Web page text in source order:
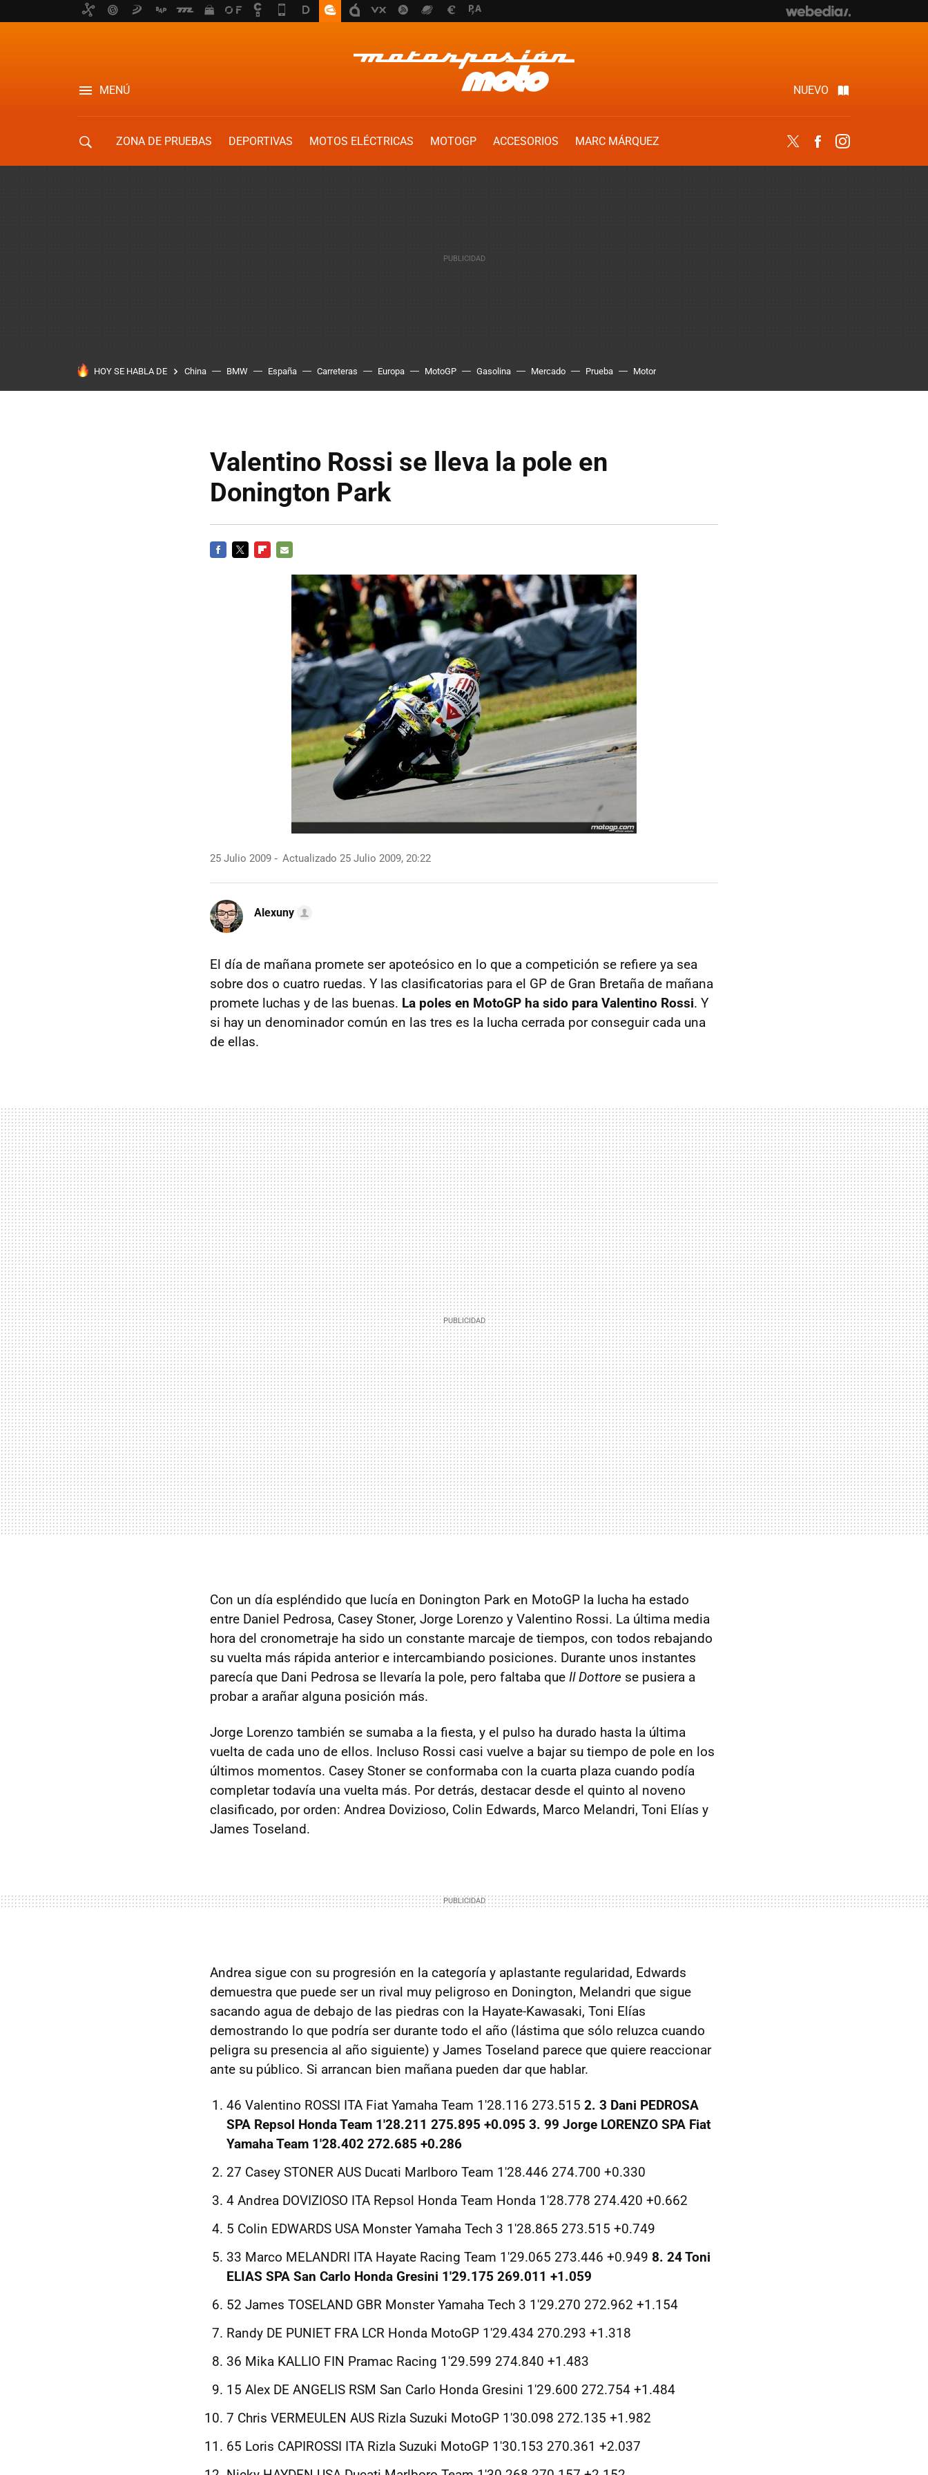
MENÚ NUEVO
ZONA DE PRUEBAS DEPORTIVAS MOTOS ELÉCTRICAS MOTOGP ACCESORIOS
MARC MÁRQUEZ
Twitter Facebook
HOY SE HABLA DE China BMW España Carreteras Europa MotoGP Gasolina Mercado Prueba Motor
Valentino Rossi se lleva la pole en
Donington Park
MAIL
25 Julio 2009 Actualizado 25 Julio 2009, 20:22
Alexuny
El día de mañana promete ser apoteósico en lo que a competición se refiere ya sea
sobre dos o cuatro ruedas. Y las clasificatorias para el GP de Gran Bretaña de mañana
promete luchas y de las buenas. La poles en MotoGP ha sido para Valentino Rossi. Y
si hay un denominador común en las tres es la lucha cerrada por conseguir cada una
de ellas.
Con un día espléndido que lucía en Donington Park en MotoGP la lucha ha estado
entre Daniel Pedrosa, Casey Stoner, Jorge Lorenzo y Valentino Rossi. La última media
hora del cronometraje ha sido un constante marcaje de tiempos, con todos rebajando
su vuelta más rápida anterior e intercambiando posiciones. Durante unos instantes
parecía que Dani Pedrosa se llevaría la pole, pero faltaba que Il Dottore se pusiera a
probar a arañar alguna posición más.
Jorge Lorenzo también se sumaba a la fiesta, y el pulso ha durado hasta la última
vuelta de cada uno de ellos. Incluso Rossi casi vuelve a bajar su tiempo de pole en los
últimos momentos. Casey Stoner se conformaba con la cuarta plaza cuando podía
completar todavía una vuelta más. Por detrás, destacar desde el quinto al noveno
clasificado, por orden: Andrea Dovizioso, Colin Edwards, Marco Melandri, Toni Elías y
James Toseland.
Andrea sigue con su progresión en la categoría y aplastante regularidad, Edwards
demuestra que puede ser un rival muy peligroso en Donington, Melandri que sigue
sacando agua de debajo de las piedras con la Hayate-Kawasaki, Toni Elías
demostrando lo que podría ser durante todo el año (lástima que sólo reluzca cuando
peligra su presencia al año siguiente) y James Toseland parece que quiere reaccionar
ante su público. Si arrancan bien mañana pueden dar que hablar.
46 Valentino ROSSI ITA Fiat Yamaha Team 1'28.116 273.515 2. 3 Dani PEDROSA
SPA Repsol Honda Team 1'28.211 275.895 +0.095 3. 99 Jorge LORENZO SPA Fiat
Yamaha Team 1'28.402 272.685 +0.286
27 Casey STONER AUS Ducati Marlboro Team 1'28.446 274.700 +0.330
4 Andrea DOVIZIOSO ITA Repsol Honda Team Honda 1'28.778 274.420 +0.662
5 Colin EDWARDS USA Monster Yamaha Tech 3 1'28.865 273.515 +0.749
33 Marco MELANDRI ITA Hayate Racing Team 1'29.065 273.446 +0.949 8. 24 Toni
ELIAS SPA San Carlo Honda Gresini 1'29.175 269.011 +1.059
52 James TOSELAND GBR Monster Yamaha Tech 3 1'29.270 272.962 +1.154
Randy DE PUNIET FRA LCR Honda MotoGP 1'29.434 270.293 +1.318
36 Mika KALLIO FIN Pramac Racing 1'29.599 274.840 +1.483
15 Alex DE ANGELIS RSM San Carlo Honda Gresini 1'29.600 272.754 +1.484
7 Chris VERMEULEN AUS Rizla Suzuki MotoGP 1'30.098 272.135 +1.982
65 Loris CAPIROSSI ITA Rizla Suzuki MotoGP 1'30.153 270.361 +2.037